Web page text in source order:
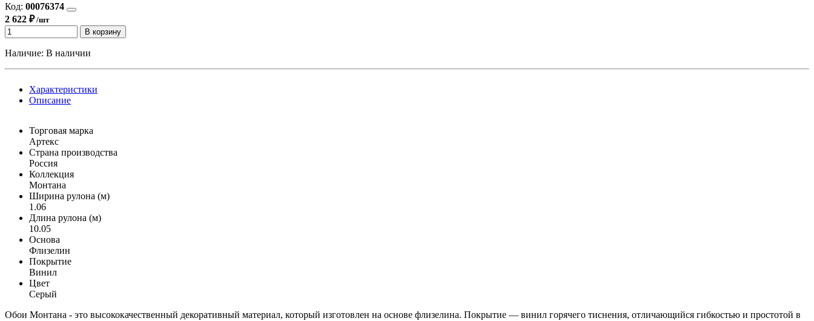
Код: 00076374
2 622 ₽/шт
В корзину
Наличие: В наличии
Характеристики
Описание
Торговая марка
Артекс
Страна производства
Россия
Коллекция
Монтана
Ширина рулона (м)
1.06
Длина рулона (м)
10.05
Основа
Флизелин
Покрытие
Винил
Цвет
Серый
Обои Монтана - это высококачественный декоративный материал, который изготовлен на основе флизелина. Покрытие — винил горячего тиснения, отличающийся гибкостью и простотой в